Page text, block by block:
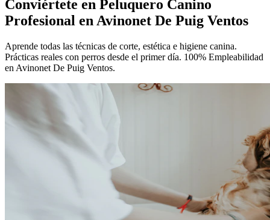
Conviértete en Peluquero Canino
Profesional en Avinonet De Puig Ventos
Aprende todas las técnicas de corte, estética e higiene canina.
Prácticas reales con perros desde el primer día. 100% Empleabilidad
en Avinonet De Puig Ventos.